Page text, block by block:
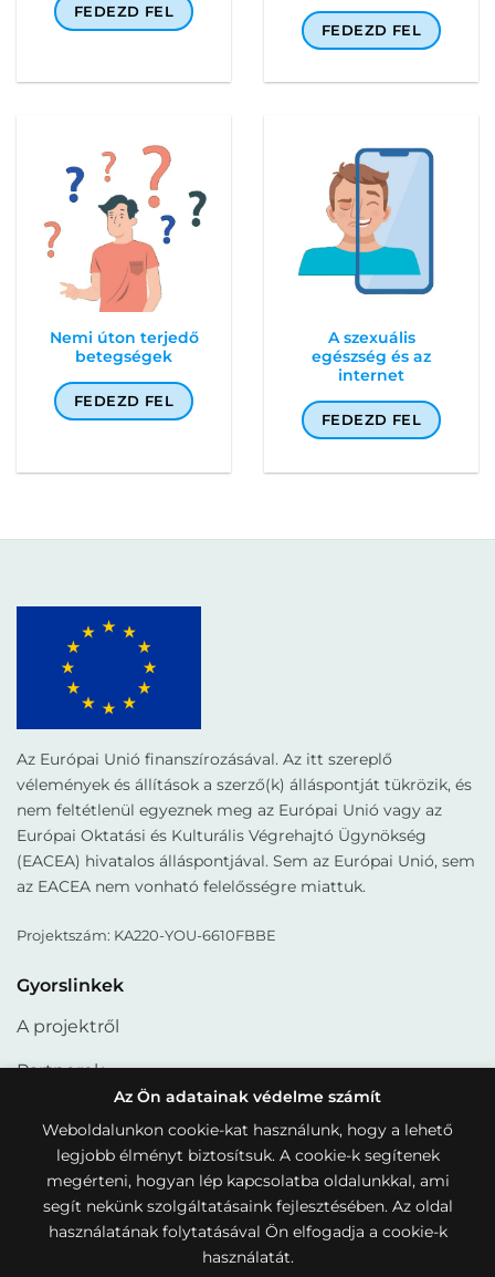
FEDEZD FEL
FEDEZD FEL
Nemi úton terjedő
betegségek
FEDEZD FEL
A szexuális
egészség és az
internet
FEDEZD FEL
Az Európai Unió finanszírozásával. Az itt szereplő
vélemények és állítások a szerző(k) álláspontját tükrözik, és
nem feltétlenül egyeznek meg az Európai Unió vagy az
Európai Oktatási és Kulturális Végrehajtó Ügynökség
(EACEA) hivatalos álláspontjával. Sem az Európai Unió, sem
az EACEA nem vonható felelősségre miattuk.
Projektszám: KA220-YOU-6610FBBE
Gyorslinkek
A projektről
Partnerek
Cikkek
Hasznos linkek
Cookie-kra vonatkozó szabályzat
Az Ön adatainak védelme számít
Weboldalunkon cookie-kat használunk, hogy a lehető
legjobb élményt biztosítsuk. A cookie-k segítenek
megérteni, hogyan lép kapcsolatba oldalunkkal, ami
segít nekünk szolgáltatásaink fejlesztésében. Az oldal
használatának folytatásával Ön elfogadja a cookie-k
használatát.